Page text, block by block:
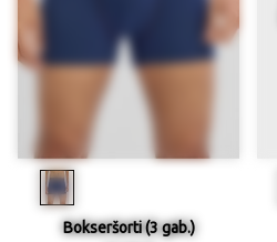
Bokseršorti (3 gab.)